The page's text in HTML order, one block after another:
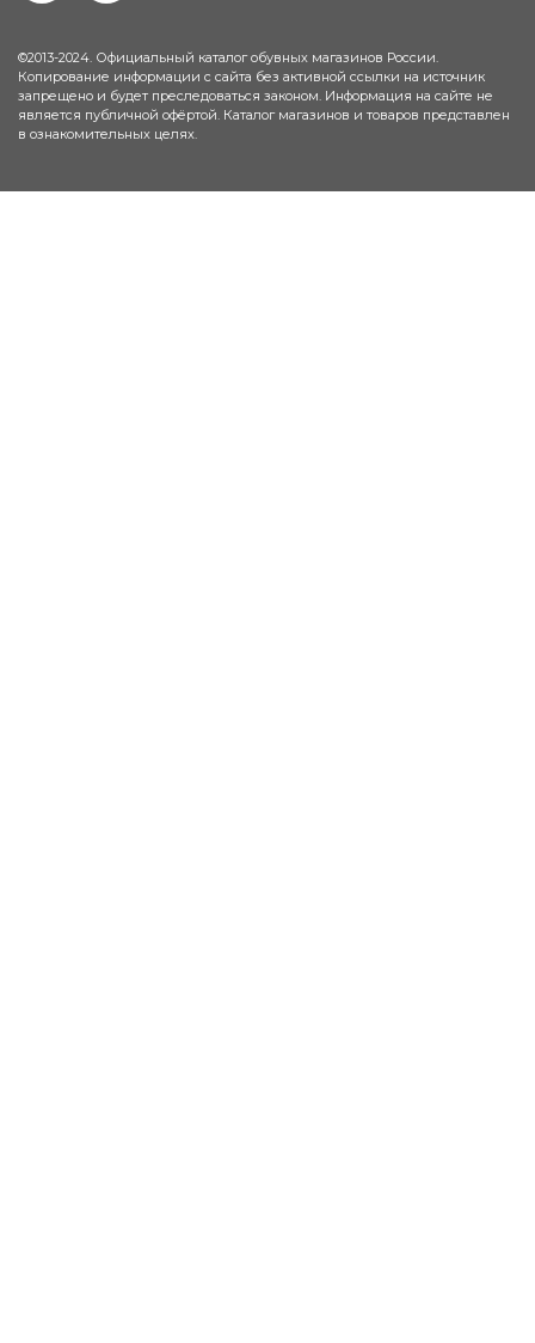
©2013-2024. Официальный каталог обувных магазинов России.
Копирование информации с сайта без активной ссылки на источник
запрещено и будет преследоваться законом. Информация на сайте не
является публичной офёртой. Каталог магазинов и товаров представлен
в ознакомительных целях.